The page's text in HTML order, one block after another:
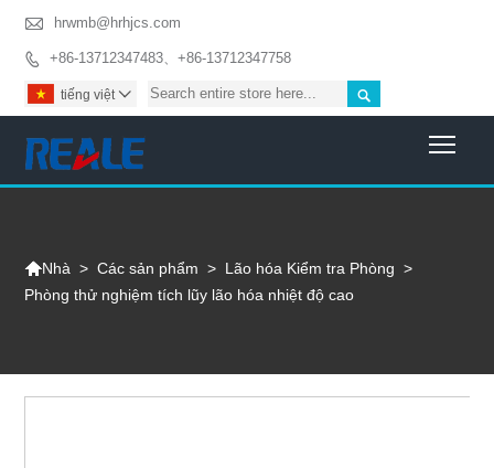
 hrwmb@hrhjcs.com
 +86-13712347483、+86-13712347758

tiếng việt 
Nhà > Các sản phẩm > Lão hóa Kiểm tra Phòng >
Phòng thử nghiệm tích lũy lão hóa nhiệt độ cao